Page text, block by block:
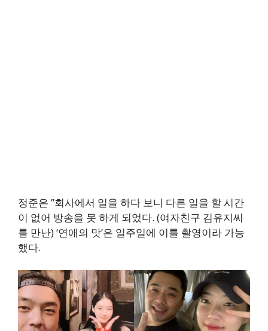
정준은 ”회사에서 일을 하다 보니 다른 일을 할 시간
이 없어 방송을 못 하게 되었다. (여자친구 김유지씨
를 만난) ‘연애의 맛’은 일주일에 이틀 촬영이라 가능
했다.